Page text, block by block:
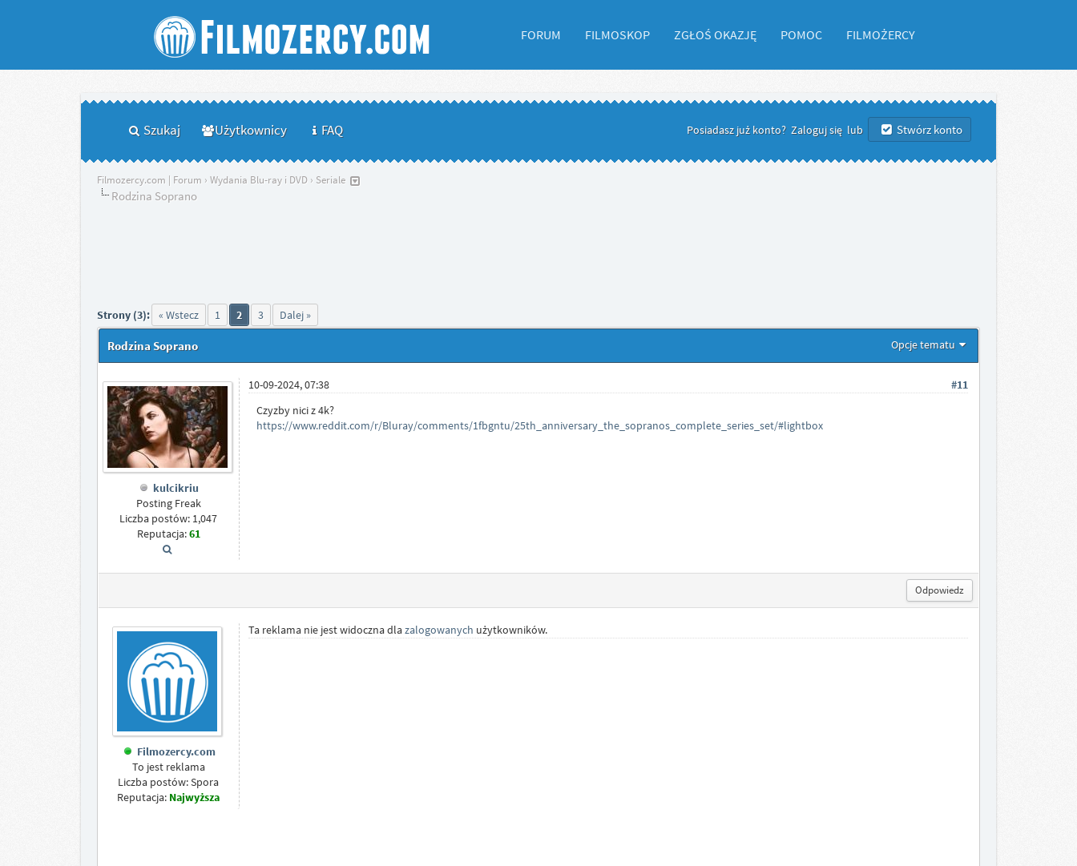
FORUM FILMOSKOP ZGŁOŚ OKAZJĘ POMOC FILMOŻERCY
Szukaj Użytkownicy FAQ Posiadasz już konto? Zaloguj się lub Stwórz konto
Filmozercy.com | Forum › Wydania Blu-ray i DVD› Seriale
Rodzina Soprano
Strony (3): « Wstecz 1 2 3 Dalej »
Opcje tematu
Rodzina Soprano
kulcikriu
Posting Freak
Liczba postów: 1,047
Reputacja:61
#11
10-09-2024, 07:38
Czyzby nici z 4k?
https://www.reddit.com/r/Bluray/comments/1fbgntu/25th_anniversary_the_sopranos_complete_series_set/#lightbox
Odpowiedz
Filmozercy.com
To jest reklama
Liczba postów: Spora
Reputacja: Najwyższa
Ta reklama nie jest widoczna dlazalogowanych użytkowników.